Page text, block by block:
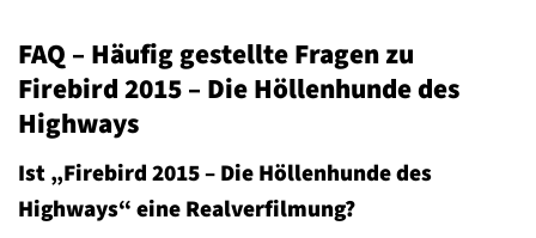
FAQ – Häufig gestellte Fragen zu
Firebird 2015 – Die Höllenhunde des
Highways
Ist „Firebird 2015 – Die Höllenhunde des
Highways“ eine Realverfilmung?